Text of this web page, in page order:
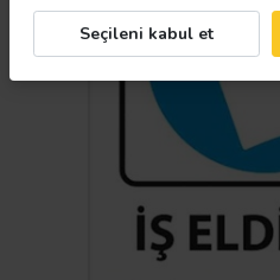
Seçileni kabul et